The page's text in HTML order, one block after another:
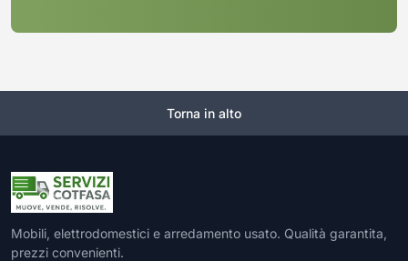
Torna in alto
Mobili, elettrodomestici e arredamento usato. Qualità garantita,
prezzi convenienti.